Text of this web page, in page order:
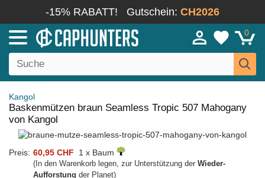
-15% RABATT! Gutschein: CH2026
0
Kangol
Baskenmützen braun Seamless Tropic 507 Mahogany
von Kangol
Preis: 60,95 CHF 1 x Baum
(In den Warenkorb legen, zur Unterstützung der Wieder-
Aufforstung der Planet)